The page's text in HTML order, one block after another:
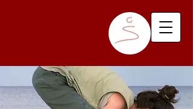
Chiara Schade